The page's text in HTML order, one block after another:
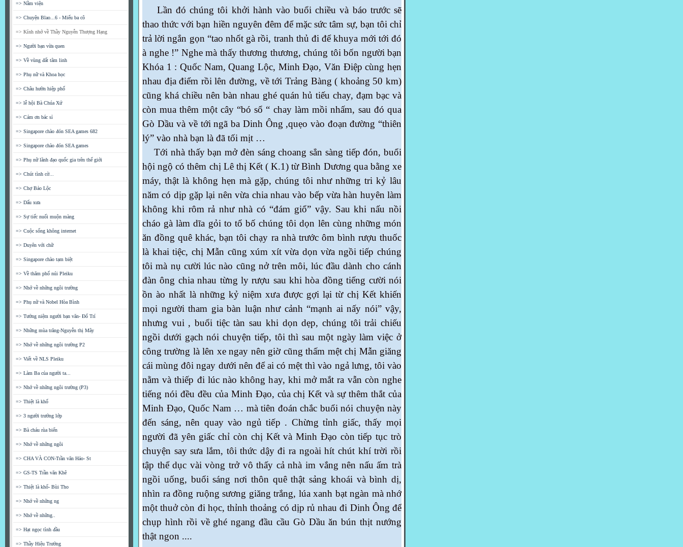
=> Nằm viện
=> Chuyện Blao...6 - Miếu ba cô
=> Kính nhớ về Thầy Nguyễn Thượng Hạng
=> Người bạn vừa quen
=> Về vùng đất tâm linh
=> Phụ nữ và Khoa học
=> Châu hườn hiệp phố
=> lễ hội Bà Chúa Xứ
=> Cám ơn bác sỉ
=> Singapore chào đón SEA games 682
=> Singapore chào đón SEA games
=> Phụ nữ lãnh đạo quốc gia trên thế giới
=> Chút tình cờ...
=> Chợ Bảo Lộc
=> Dấu xưa
=> Sự tiếc nuối muộn màng
=> Cuộc sống không internet
=> Duyên với chữ
=> Singapore chào tạm biệt
=> Về thăm phố núi Pleiku
=> Nhớ về những ngôi trường
=> Phụ nữ và Nobel Hòa Bình
=> Tưởng niệm người bạn văn- Đổ Trí
=> Những mùa trăng-Nguyễn thị Mây
=> Nhớ về những ngôi trường P2
=> Viết về NLS Pleiku
=> Làm Ba của người ta...
=> Nhớ về những ngôi trường (P3)
=> Thiệt là khổ
=> 3 người trưởng lớp
=> Bà cháu rùa biển
=> Nhớ về những ngôi
=> CHA VÀ CON-Trần văn Hảo- St
=> GS-TS Trần văn Khê
=> Thiệt là khổ- Bùi Tho
=> Nhớ về những ng
=> Nhớ về những..
=> Hạt ngọc tình đầu
=> Thầy Hiệu Trưởng
Lần đó chúng tôi khởi hành vào buổi chiều và báo trước sẽ
thao thức với bạn hiền nguyên đêm để mặc sức tâm sự, bạn tôi chỉ
trả lời ngắn gọn “tao nhốt gà rồi, tranh thủ đi để khuya mới tới đó
à nghe !” Nghe mà thấy thương thương, chúng tôi bốn người bạn
Khóa 1 : Quốc Nam, Quang Lộc, Minh Đạo, Văn Điệp cùng hẹn
nhau địa điểm rồi lên đường, về tới Trảng Bàng ( khoảng 50 km)
cũng khá chiều nên bàn nhau ghé quán hủ tiếu chay, đạm bạc và
còn mua thêm một cây “bó sổ “ chay làm mồi nhấm, sau đó qua
Gò Dầu và về tới ngã ba Dinh Ông ,quẹo vào đoạn đường “thiên
lý” vào nhà bạn là đã tối mịt …
Tới nhà thấy bạn mở đèn sáng choang sẳn sàng tiếp đón, buổi
hội ngộ có thêm chị Lê thị Kết ( K.1) từ Bình Dương qua bằng xe
máy, thật là không hẹn mà gặp, chúng tôi như những tri kỷ lâu
năm có dịp gặp lại nên vừa chia nhau vào bếp vừa hàn huyên làm
không khi rôm rả như nhà có “đám giổ” vậy. Sau khi nấu nồi
cháo gà làm dĩa gỏi to tổ bố chúng tôi dọn lên cùng những món
ăn đồng quê khác, bạn tôi chạy ra nhà trước ôm bình rượu thuốc
là khai tiệc, chị Mẫn cũng xúm xít vừa dọn vừa ngồi tiếp chúng
tôi mà nụ cười lúc nào cũng nở trên môi, lúc đầu dành cho cánh
đàn ông chia nhau từng ly rượu sau khi hòa đồng tiếng cười nói
ồn ào nhất là những kỷ niệm xưa được gợi lại từ chị Kết khiến
mọi người tham gia bàn luận như cảnh “mạnh ai nấy nói” vậy,
nhưng vui , buổi tiệc tàn sau khi dọn dẹp, chúng tôi trải chiếu
ngồi dưới gạch nói chuyện tiếp, tôi thì sau một ngày làm việc ở
công trường là lên xe ngay nên giờ cũng thấm mệt chị Mẫn giăng
cái mùng đôi ngay dưới nên để ai có mệt thì vào ngả lưng, tôi vào
nằm và thiếp đi lúc nào không hay, khi mở mắt ra vẫn còn nghe
tiếng nói đều đều của Minh Đạo, của chị Kết và sự thêm thắt của
Minh Đạo, Quốc Nam … mà tiên đoán chắc buổi nói chuyện này
đến sáng, nên quay vào ngủ tiếp . Chừng tỉnh giấc, thấy mọi
người đã yên giấc chỉ còn chị Kết và Minh Đạo còn tiếp tục trò
chuyện say sưa lắm, tôi thức dậy đi ra ngoài hít chút khí trời rồi
tập thể dục vài vòng trở vô thấy cả nhà im vắng nên nấu ấm trà
ngồi uống, buổi sáng nơi thôn quê thật sảng khoái và bình dị,
nhìn ra đồng ruộng sương giăng trắng, lúa xanh bạt ngàn mà nhớ
một thuở còn đi học, thỉnh thoảng có dịp rủ nhau đi Dinh Ông để
chụp hình rồi về ghé ngang đầu cầu Gò Dầu ăn bún thịt nướng
thật ngon ....